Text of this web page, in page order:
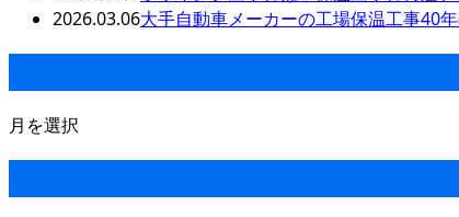
2026.03.06大手自動車メーカーの工場保温工事40
月を選択